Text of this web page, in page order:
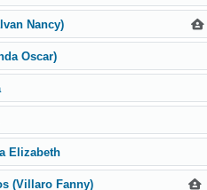
Nancy)
Oscar)
Elizabeth
(Villaro Fanny)